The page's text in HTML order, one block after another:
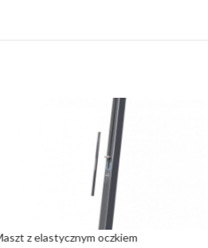
z elastycznym oczkiem